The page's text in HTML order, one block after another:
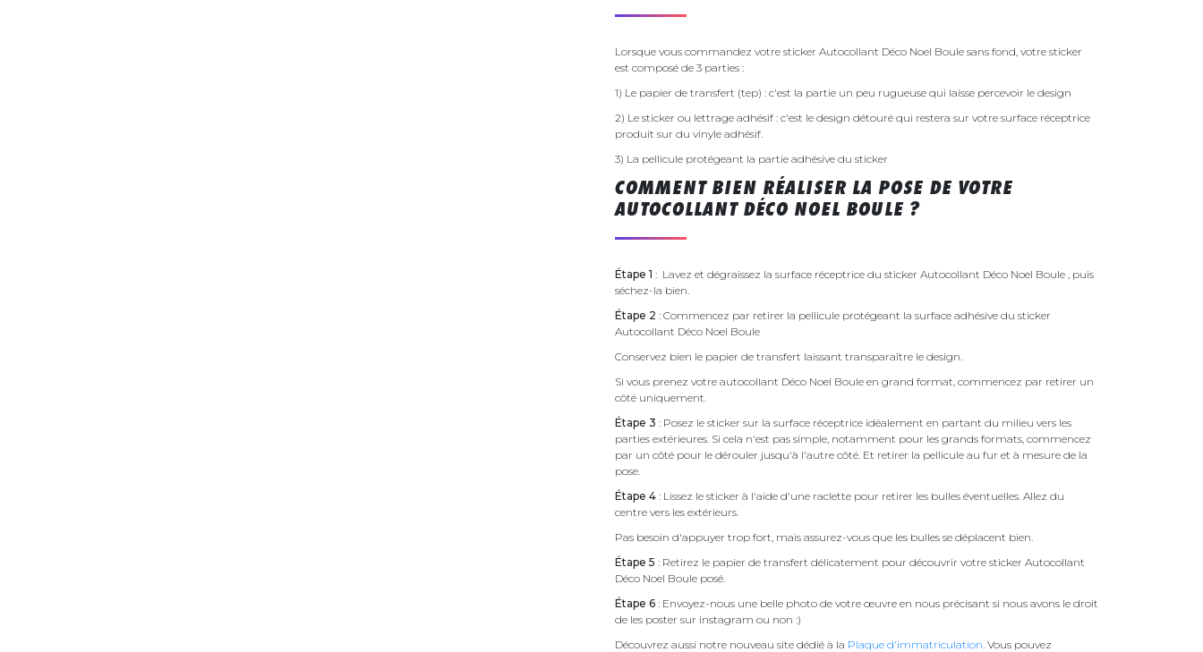
Lorsque vous commandez votre sticker Autocollant Déco Noel Boule sans fond, votre sticker
est composé de 3 parties :
1) Le papier de transfert (tep) : c'est la partie un peu rugueuse qui laisse percevoir le design
2) Le sticker ou lettrage adhésif : c'est le design détouré qui restera sur votre surface réceptrice
produit sur du vinyle adhésif.
3) La pellicule protégeant la partie adhésive du sticker
COMMENT BIEN RÉALISER LA POSE DE VOTRE
AUTOCOLLANT DÉCO NOEL BOULE ?
Étape 1 : Lavez et dégraissez la surface réceptrice du sticker Autocollant Déco Noel Boule , puis
séchez-la bien.
Étape 2 : Commencez par retirer la pellicule protégeant la surface adhésive du sticker
Autocollant Déco Noel Boule
Conservez bien le papier de transfert laissant transparaître le design.
Si vous prenez votre autocollant Déco Noel Boule en grand format, commencez par retirer un
côté uniquement.
Étape 3 : Posez le sticker sur la surface réceptrice idéalement en partant du milieu vers les
parties extérieures. Si cela n'est pas simple, notamment pour les grands formats, commencez
par un côté pour le dérouler jusqu'à l'autre côté. Et retirer la pellicule au fur et à mesure de la
pose.
Étape 4 : Lissez le sticker à l'aide d'une raclette pour retirer les bulles éventuelles. Allez du
centre vers les extérieurs.
Pas besoin d'appuyer trop fort, mais assurez-vous que les bulles se déplacent bien.
Étape 5 : Retirez le papier de transfert délicatement pour découvrir votre sticker Autocollant
Déco Noel Boule posé.
Étape 6 : Envoyez-nous une belle photo de votre œuvre en nous précisant si nous avons le droit
de les poster sur instagram ou non :)
Découvrez aussi notre nouveau site dédié à la Plaque d'immatriculation . Vous pouvez